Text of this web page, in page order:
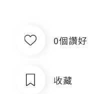
0個讚好
收藏